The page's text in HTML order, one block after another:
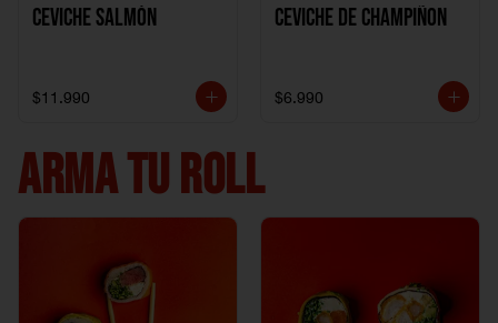
Ceviche Salmón
$11.990
Ceviche de Champiñon
$6.990
ARMA TU ROLL